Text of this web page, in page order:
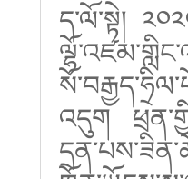
ད་ལོ་སྟེ།
འདུག